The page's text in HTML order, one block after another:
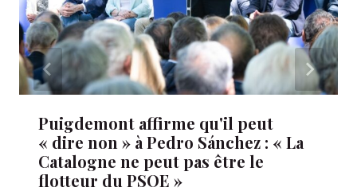
Puigdemont affirme qu'il peut
« dire non » à Pedro Sánchez : « La
Catalogne ne peut pas être le
flotteur du PSOE »